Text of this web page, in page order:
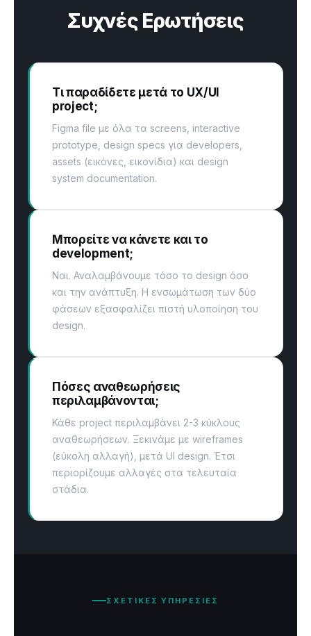
Συχνές Ερωτήσεις
Τι παραδίδετε μετά το UX/UI
project;
Figma file με όλα τα screens, interactive
prototype, design specs για developers,
assets (εικόνες, εικονίδια) και design
system documentation.
Μπορείτε να κάνετε και το
development;
Ναι. Αναλαμβάνουμε τόσο το design όσο
και την ανάπτυξη. Η ενσωμάτωση των δύο
φάσεων εξασφαλίζει πιστή υλοποίηση του
design.
Πόσες αναθεωρήσεις
περιλαμβάνονται;
Κάθε project περιλαμβάνει 2-3 κύκλους
αναθεωρήσεων. Ξεκινάμε με wireframes
(εύκολη αλλαγή), μετά UI design. Έτσι
περιορίζουμε αλλαγές στα τελευταία
στάδια.
ΣΧΕΤΙΚΕΣ ΥΠΗΡΕΣΙΕΣ